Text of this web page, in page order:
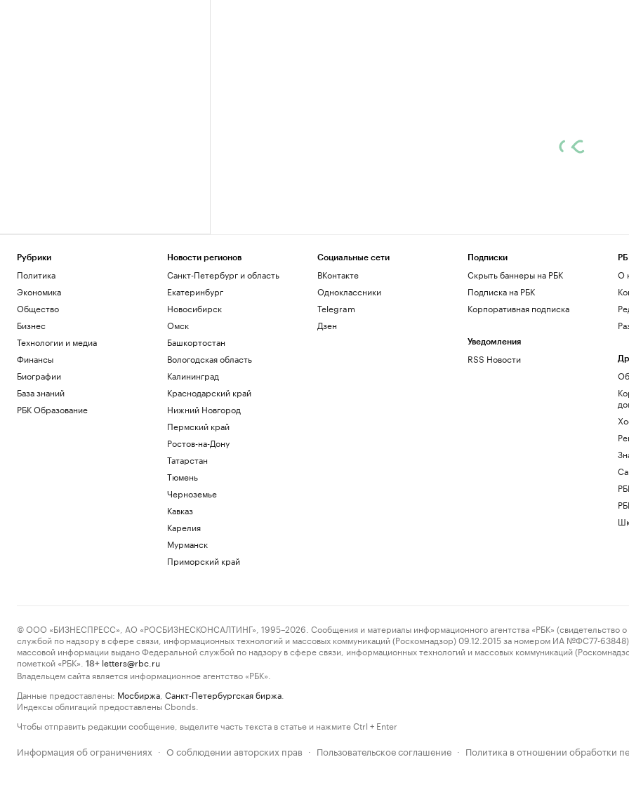
Рубрики
Политика
Экономика
Общество
Бизнес
Технологии и медиа
Финансы
Биографии
База знаний
РБК Образование
Новости регионов
Санкт-Петербург и область
Екатеринбург
Новосибирск
Омск
Башкортостан
Вологодская область
Калининград
Краснодарский край
Нижний Новгород
Пермский край
Ростов-на-Дону
Татарстан
Тюмень
Черноземье
Кавказ
Карелия
Мурманск
Приморский край
Социальные сети
ВКонтакте
Одноклассники
Telegram
Дзен
Подписки
Скрыть баннеры на РБК
Подписка на РБК
Корпоративная подписка
Уведомления
RSS Новости
О
© ООО «БИЗНЕСПРЕСС», АО «РОСБИЗНЕСКОНСАЛТИНГ», 1995–2026. Сообщения и материалы информационного агентства «РБК» (свидетельство о
службой по надзору в сфере связи, информационных технологий и массовых коммуникаций (Роскомнадзор) 09.12.2015 за номером ИА №ФС77-63848)
массовой информации выдано Федеральной службой по надзору в сфере связи, информационных технологий и массовых коммуникаций
пометкой «РБК».
18+ letters@rbc.ru
Владельцем сайта является информационное агентство «РБК».
Данные предоставлены: Мосбиржа Санкт-Петербургская биржа
Индексы облигаций предоставлены Cbonds.
Чтобы отправить редакции сообщение, выделите часть текста в статье и нажмите Ctrl + Enter
Информация об ограничениях · О соблюдении авторских прав · Пользовательское соглашение · Политика в отношении обработки